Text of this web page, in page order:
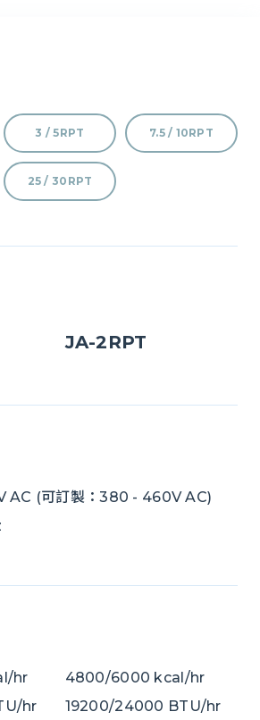
3 / 5RPT 7.5 / 10RPT
25 / 30RPT
JA-2RPT
AC (可訂製：380 - 460V AC)
hr
hr
4800/6000 kcal/hr
19200/24000 BTU/hr